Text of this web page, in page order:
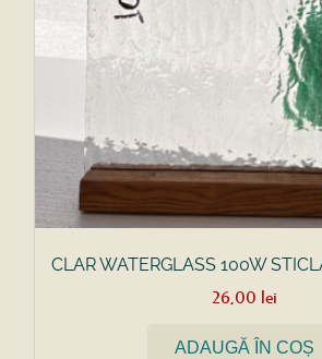
CLAR WATERGLASS 100W
26,00 lei
ADAUGĂ ÎN COȘ